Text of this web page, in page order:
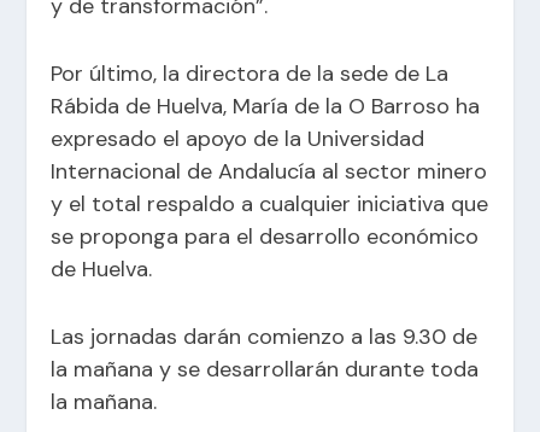
y de transformación”.
Por último, la directora de la sede de La
Rábida de Huelva, María de la O Barroso ha
expresado el apoyo de la Universidad
Internacional de Andalucía al sector minero
y el total respaldo a cualquier iniciativa que
se proponga para el desarrollo económico
de Huelva.
Las jornadas darán comienzo a las 9.30 de
la mañana y se desarrollarán durante toda
la mañana.